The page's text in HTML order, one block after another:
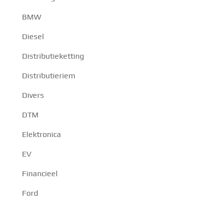
BMW
Diesel
Distributieketting
Distributieriem
Divers
DTM
Elektronica
EV
Financieel
Ford